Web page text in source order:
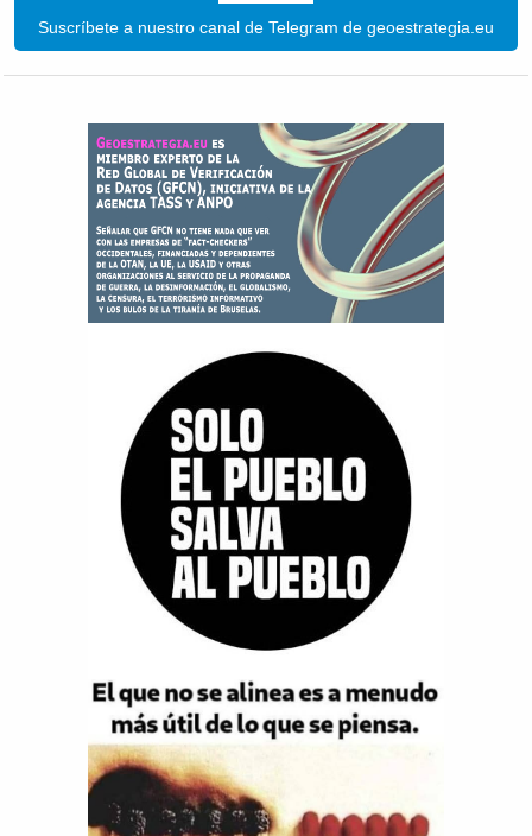
Suscríbete a nuestro canal de Telegram de geoestrategia.eu